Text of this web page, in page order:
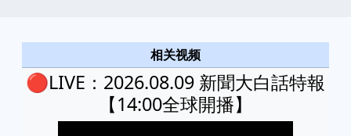
相关视频
🔴LIVE：2026.08.09 新聞大白話特報
【14:00全球開播】